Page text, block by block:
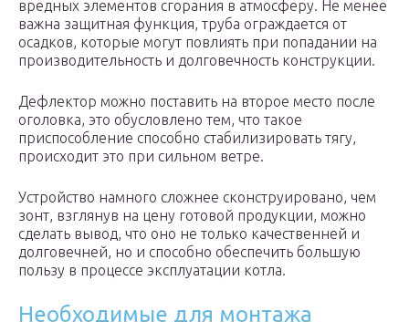
вредных элементов сгорания в атмосферу. Не менее
важна защитная функция, труба ограждается от
осадков, которые могут повлиять при попадании на
производительность и долговечность конструкции.
Дефлектор можно поставить на второе место после
оголовка, это обусловлено тем, что такое
приспособление способно стабилизировать тягу,
происходит это при сильном ветре.
Устройство намного сложнее сконструировано, чем
зонт, взглянув на цену готовой продукции, можно
сделать вывод, что оно не только качественней и
долговечней, но и способно обеспечить большую
пользу в процессе эксплуатации котла.
Необходимые для монтажа